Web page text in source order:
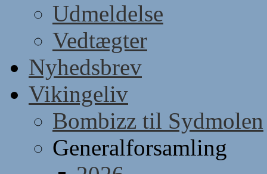
Udmeldelse
Vedtægter
Nyhedsbrev
Vikingeliv
Bombizz til Sydmolen
Generalforsamling